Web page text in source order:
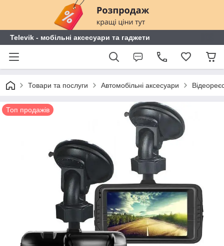
Televik - мобільні аксесуари та гаджети
Товари та послуги Автомобільні аксесуари
Топ продажів